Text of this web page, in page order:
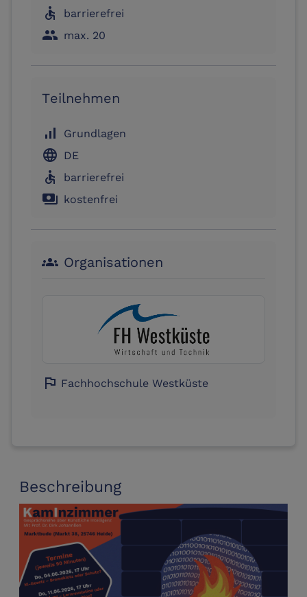
Beschreibung
accessible barrierefrei
people max. 20
Teilnehmen
signal_cellular_alt Grundlagen
language DE
accessible barrierefrei
payments kostenfrei
groups Organisationen
flag Fachhochschule Westküste